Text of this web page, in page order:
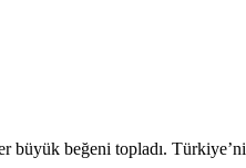
büyük beğeni topladı.